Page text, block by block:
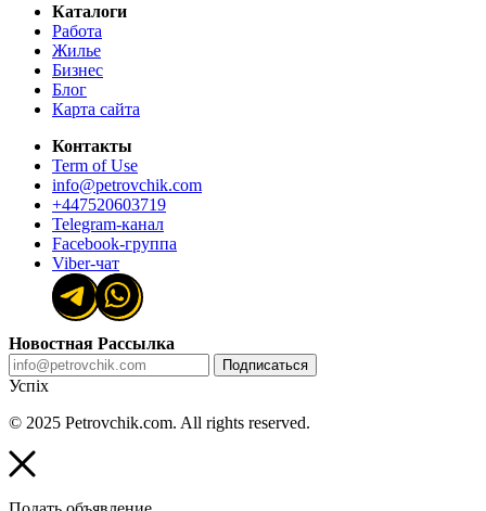
Каталоги
Работа
Жилье
Бизнес
Блог
Карта сайта
Контакты
Term of Use
info@petrovchik.com
+447520603719
Telegram-канал
Facebook-группа
Viber-чат
Новостная Рассылка
Подписаться
Успіх
© 2025 Petrovchik.com. All rights reserved.